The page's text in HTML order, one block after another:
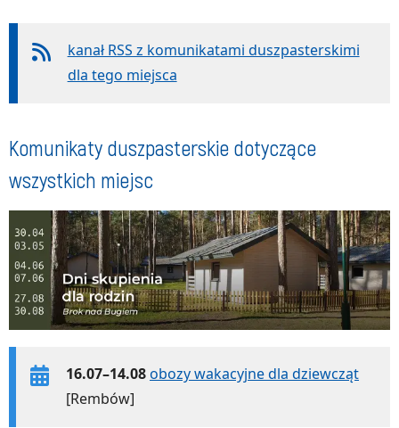
kanał RSS z komunikatami duszpasterskimi
dla tego miejsca
Komunikaty duszpasterskie dotyczące
wszystkich miejsc
16.07–14.08obozy wakacyjne dla dziewcząt
[Rembów]